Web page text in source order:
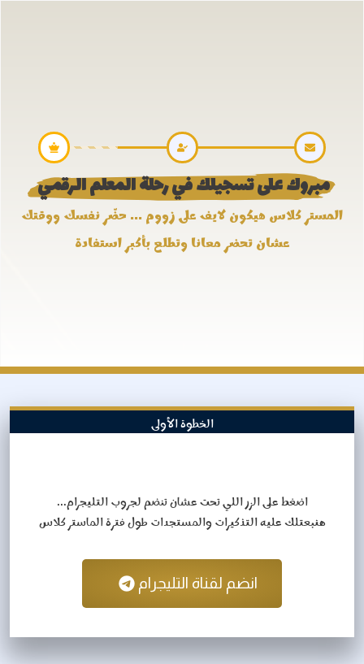
مبروك على تسجيلك في رحلة المعلم الرقمي
المستر كلاس هيكون لايف على زووم ... حضّر نفسك ووقتك
عشان تحضر معانا وتطلع بأكبر استفادة
الخطوة الأولى
اضغط على الزر اللي تحت عشان تنضم لجروب التليجرام...
هنبعتلك عليه التذكيرات والمستجدات طول فترة الماستر كلاس
انضم لقناة التليجرام